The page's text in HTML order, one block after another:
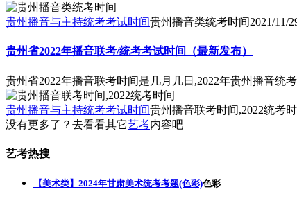
贵州播音与主持统考考试时间贵州播音类统考时间2021/11/
贵州省2022年播音联考/统考考试时间（最新发布）
贵州省2022年播音联考时间是几月几日,2022年贵州播音统
贵州播音与主持统考考试时间贵州播音联考时间,2022统考
没有更多了？去看看其它艺考内容吧
艺考热搜
【美术类】2024年甘肃美术统考考题(色彩)色彩